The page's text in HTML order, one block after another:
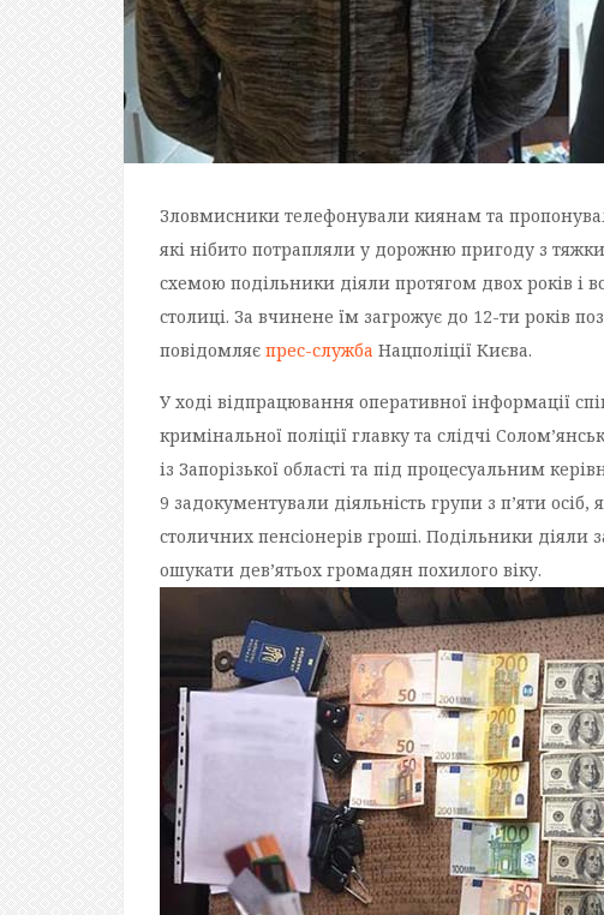
Зловмисники телефонували киянам та
які нібито потрапляли у дорожню пригоду з
схемою подільники діяли протягом двох років і
столиці. За вчинене їм загрожує до 12-ти років
повідомляє прес-служба Нацполіції Києва.
У ході відпрацювання оперативної інформації
кримінальної поліції главку та слідчі
із Запорізької області та під процесуальним
9 задокументували діяльність групи з п’яти
столичних пенсіонерів гроші. Подільники діяли
ошукати дев’ятьох громадян похилого віку.